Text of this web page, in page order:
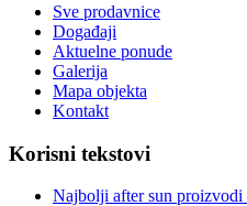
Sve prodavnice
Događaji
Aktuelne ponude
Galerija
Mapa objekta
Kontakt
Korisni tekstovi
Najbolji after sun proizvodi